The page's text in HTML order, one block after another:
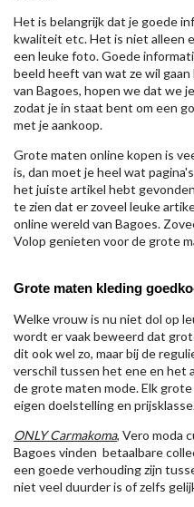
Het is belangrijk dat je goede
kwaliteit etc. Het is niet alleen
een leuke foto. Goede
beeld heeft van wat ze wil
van Bagoes, hopen we dat we
zodat je in staat bent om een
met je aankoop.
Grote maten online kopen is
is, dan moet je heel wat
het juiste artikel hebt
te zien dat er zoveel leuke
online wereld van Bagoes.
Volop genieten voor de grote
Grote maten kleding
Welke vrouw is nu niet dol op
wordt er vaak beweerd dat
dit ook wel zo, maar bij de
verschil tussen het ene en het
de grote maten mode. Elk
eigen doelstelling en
ONLY Carmakoma, Vero moda
Bagoes vinden betaalbare
een goede verhouding zijn
niet veel duurder is of zelfs